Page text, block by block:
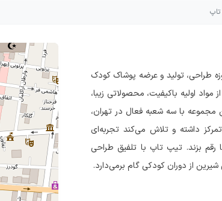
طراحی، تولید و عرضه پوشاک کودک
اولیه باکیفیت، محصولاتی زیبا،
مجموعه با سه شعبه فعال در تهران،
داشته و تلاش می‌کند تجربه‌ای
رقم بزند. تیپ تاپ با تلفیق طراحی
از دوران کودکی گام برمی‌دارد.